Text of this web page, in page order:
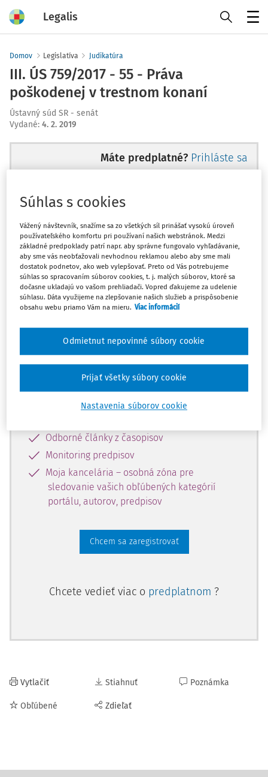
Legalis
Domov Legislatíva Judikatúra
III. ÚS 759/2017 - 55 - Práva
poškodenej v trestnom konaní
Ústavný súd SR - senát
Vydané: 4. 2. 2019
Máte predplatné? Prihláste sa
Ups, zatiaľ ste si prečítali len
začiatok...
Celý odborný obsah z tejto oblasti je
dostupný predplatiteľom portálu.
Odomknite si prístup k odbornému
obsahu a získajte prístup na 10 dní
zdarma, stačí sa len zaregistrovať.
Vďaka registrácii získate prístup aj k
vybranému obsahu:
Odborné články z časopisov
Monitoring predpisov
Moja kancelária – osobná zóna pre
sledovanie vašich obľúbených kategórií
portálu, autorov, predpisov
Chcem sa zaregistrovať
Chcete vedieť viac o predplatnom ?
Vytlačiť
Obľúbené
Stiahnuť
Zdieľať
Poznámka
Súhlas s cookies
Vážený návštevník, snažíme sa zo všetkých síl prinášať vysokú úroveň
používateľského komfortu pri používaní našich webstránok. Medzi
základné predpoklady patrí napr. aby správne fungovalo vyhľadávanie,
aby sme vás neobťažovali nevhodnou reklamou alebo aby sme mali
dostatok podnetov, ako web vylepšovať. Preto od Vás potrebujeme
súhlas so spracovaním súborov cookies, t. j. malých súborov, ktoré sa
dočasne ukladajú vo vašom prehliadači. Vopred ďakujeme za udelenie
súhlasu. Dáta využijeme na zlepšovanie našich služieb a prispôsobenie
obsahu webu priamo Vám na mieru. Viac informácií
Nastavenia súborov cookie
Odmietnut nepovinné súbory cookie
Prijať všetky súbory cookie